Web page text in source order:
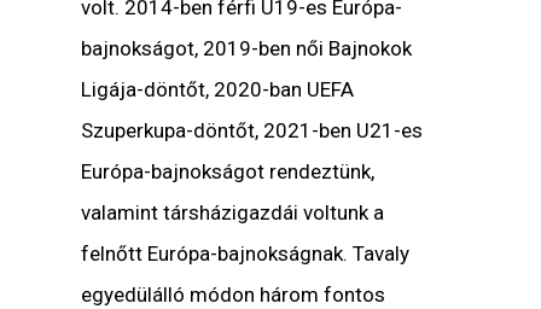
volt. 2014-ben férfi U19-es Európa-
bajnokságot, 2019-ben női Bajnokok
Ligája-döntőt, 2020-ban UEFA
Szuperkupa-döntőt, 2021-ben U21-es
Európa-bajnokságot rendeztünk,
valamint társházigazdái voltunk a
felnőtt Európa-bajnokságnak. Tavaly
egyedülálló módon három fontos